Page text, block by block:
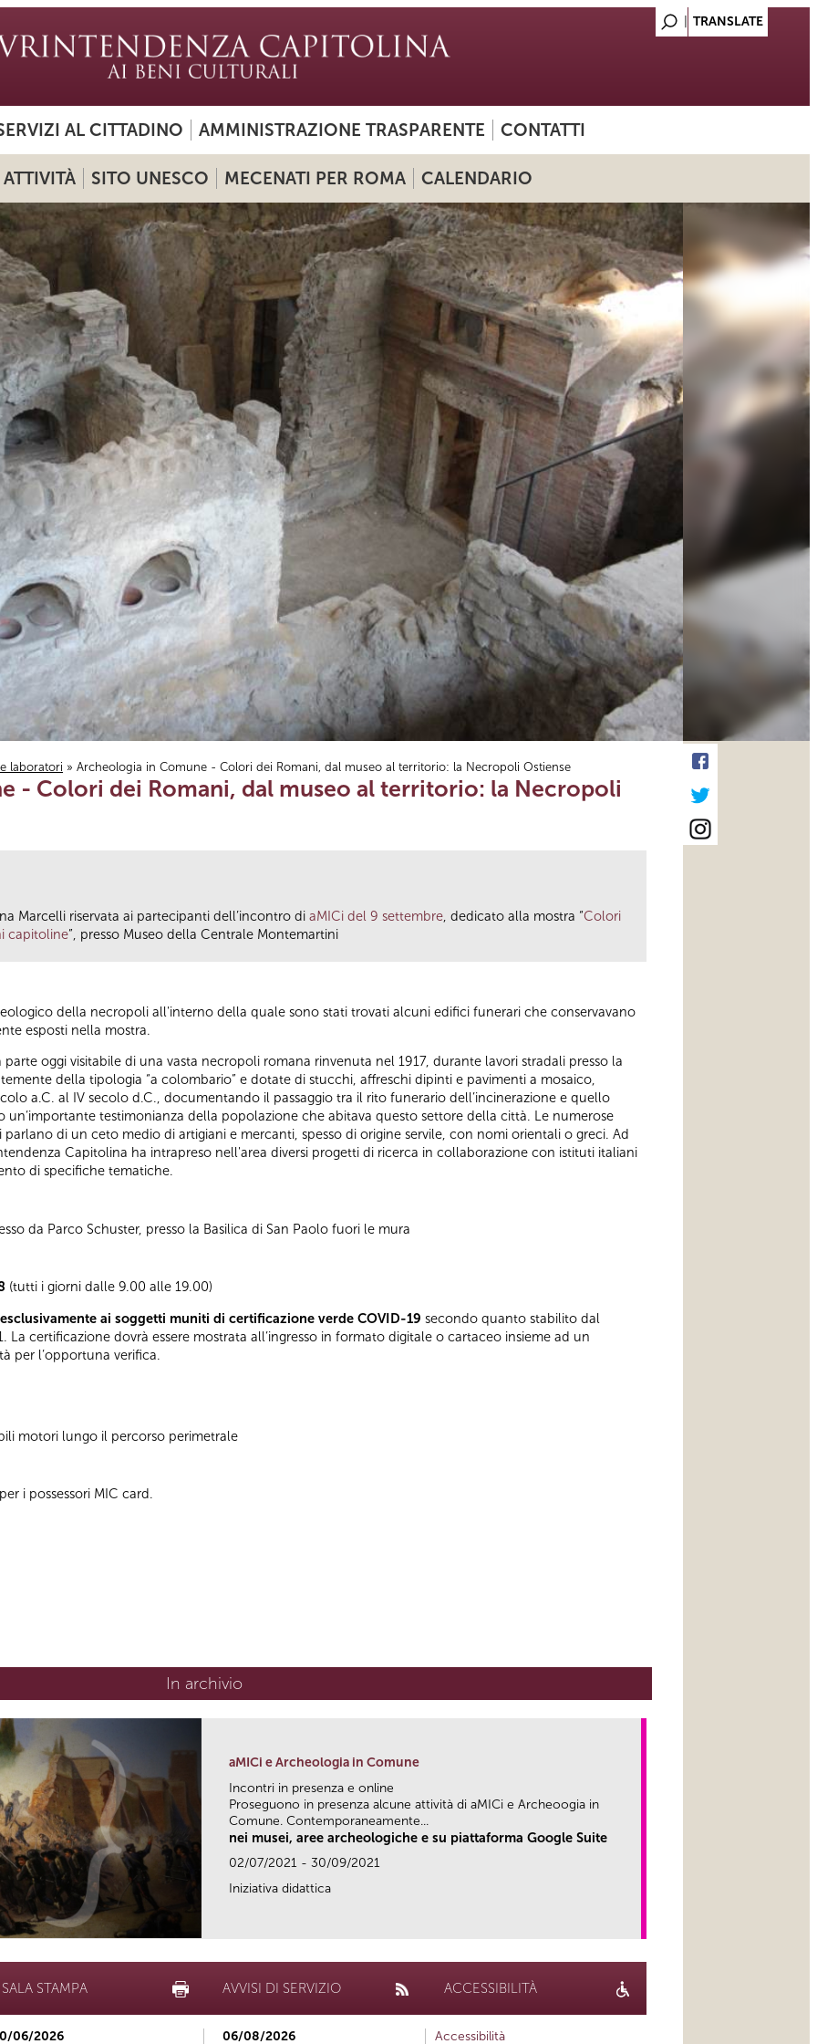
AL CITTADINO AMMINISTRAZIONE TRASPARENTE CONTATTI
ATTIVITÀ SITO UNESCO MECENATI PER ROMA CALENDARIO
laboratori » Archeologia in Comune - Colori dei Romani, dal museo al territorio: la Necropoli Ostiense
- Colori dei Romani, dal museo al territorio: la Necropoli
Marcelli riservata ai partecipanti dell’incontro di aMICi del 9 settembre, dedicato alla mostra “Colori
capitoline”, presso Museo della Centrale Montemartini
della necropoli all'interno della quale sono stati trovati alcuni edifici funerari che conservavano
esposti nella mostra.
parte oggi visitabile di una vasta necropoli romana rinvenuta nel 1917, durante lavori stradali presso la
della tipologia “a colombario” e dotate di stucchi, affreschi dipinti e pavimenti a mosaico,
a.C. al IV secolo d.C., documentando il passaggio tra il rito funerario dell’incinerazione e quello
un’importante testimonianza della popolazione che abitava questo settore della città. Le numerose
parlano di un ceto medio di artigiani e mercanti, spesso di origine servile, con nomi orientali o greci. Ad
Capitolina ha intrapreso nell'area diversi progetti di ricerca in collaborazione con istituti italiani
di specifiche tematiche.
da Parco Schuster, presso la Basilica di San Paolo fuori le mura
(tutti i giorni dalle 9.00 alle 19.00)
ai soggetti muniti di certificazione verde COVID-19 secondo quanto stabilito dal
La certificazione dovrà essere mostrata all’ingresso in formato digitale o cartaceo insieme ad un
per l’opportuna verifica.
motori lungo il percorso perimetrale
i possessori MIC card.
In archivio
aMICi e Archeologia in Comune
Incontri in presenza e online
Proseguono in presenza alcune attività di aMICi e Archeoogia in
Comune. Contemporaneamente...
nei musei, aree archeologiche e su piattaforma Google Suite
02/07/2021 - 30/09/2021
Iniziativa didattica
SALA STAMPA
06/2026
AVVISI DI SERVIZIO
06/08/2026
ACCESSIBILITÀ
Accessibilità